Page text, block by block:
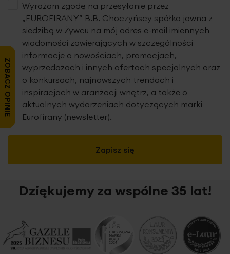
Zapisz się
Wyrażam zgodę na przesyłanie przez
„EUROFIRANY” B.B. Choczyńscy spółka jawna z
siedzibą w Żywcu na mój adres e-mail imiennych
wiadomości zawierających w szczególności
informacje o nowościach, promocjach,
wyprzedażach i innych ofertach specjalnych oraz
o konkursach, najnowszych trendach i
inspiracjach w aranżacji wnętrz, a także o
aktualnych wydarzeniach dotyczących marki
Eurofirany (newsletter).
Dziękujemy za wspólne 35 lat!
ZOBACZ OPINIE